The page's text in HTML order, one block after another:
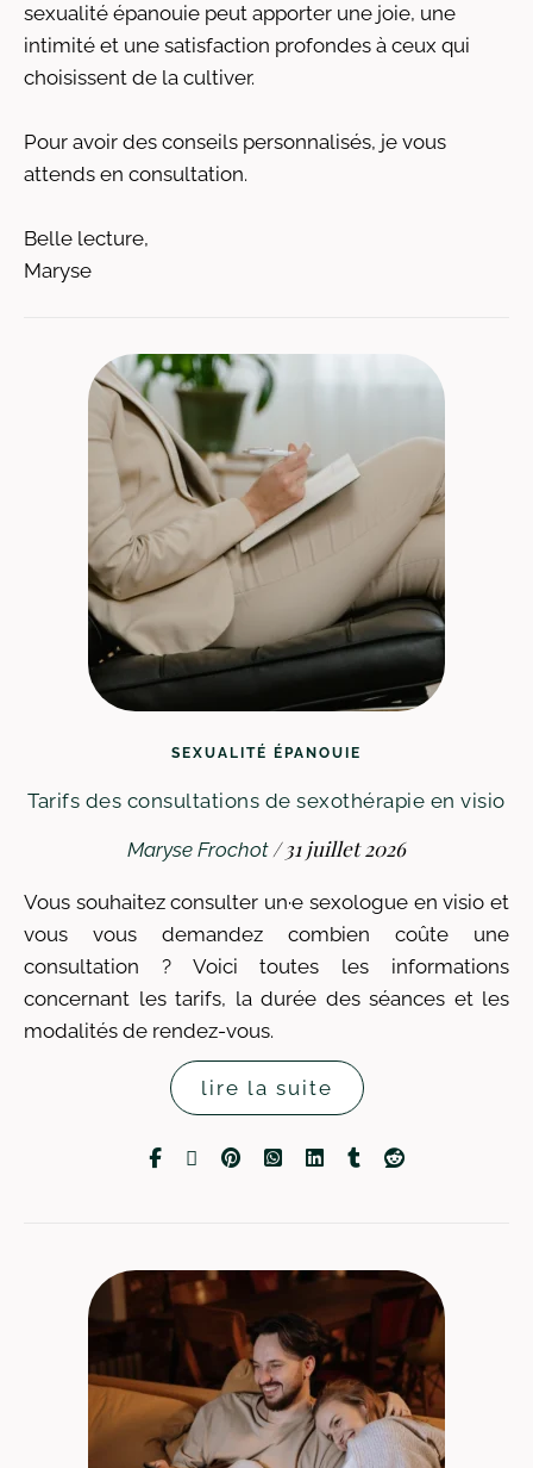
sexualité épanouie peut apporter une joie, une
intimité et une satisfaction profondes à ceux qui
choisissent de la cultiver.
Pour avoir des conseils personnalisés, je vous
attends en consultation.
Belle lecture,
Maryse
SEXUALITÉ ÉPANOUIE
Tarifs des consultations de sexothérapie en visio
Maryse Frochot / 31 juillet 2026
Vous souhaitez consulter un·e sexologue en visio et
vous vous demandez combien coûte une
consultation ? Voici toutes les informations
concernant les tarifs, la durée des séances et les
modalités de rendez-vous.
lire la suite